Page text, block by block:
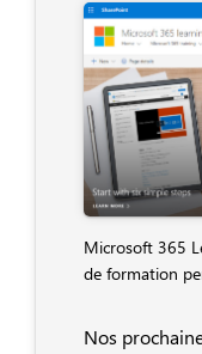
Microsoft 365
de formation
Nos